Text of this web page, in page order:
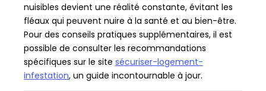
nuisibles devient une réalité constante, évitant les
fléaux qui peuvent nuire à la santé et au bien-être.
Pour des conseils pratiques supplémentaires, il est
possible de consulter les recommandations
spécifiques sur le site sécuriser-logement-
infestation, un guide incontournable à jour.